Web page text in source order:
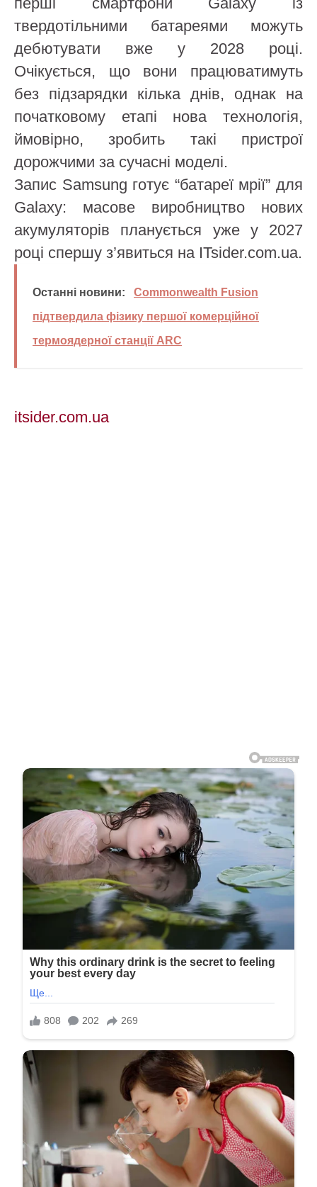
твердотільними батареями можуть
дебютувати вже у 2028 році.
Очікується, що вони працюватимуть
без підзарядки кілька днів, однак на
початковому етапі нова технологія,
ймовірно, зробить такі пристрої
дорожчими за сучасні моделі.
Запис Samsung готує “батареї мрії” для
Galaxy: масове виробництво нових
акумуляторів планується уже у 2027
році спершу з’явиться на ITsider.com.ua.
Останні новини:
Commonwealth Fusion
підтвердила фізику першої комерційної
термоядерної станції ARC
itsider.com.ua